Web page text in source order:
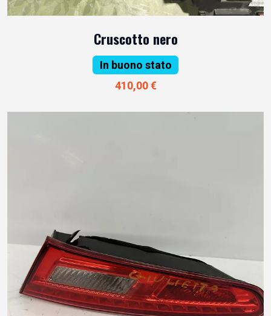
Cruscotto nero
In buono stato
410,00 €